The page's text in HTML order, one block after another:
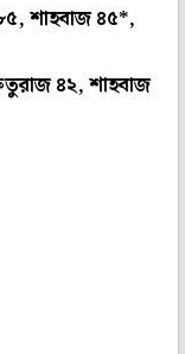
শাহবাজ ৪৫*,
৪২, শাহবাজ